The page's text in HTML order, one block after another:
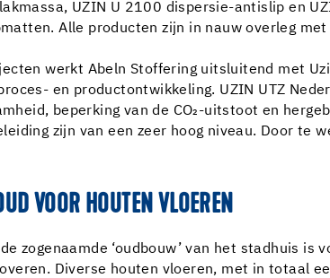
UZIN U 2100 dispersie-antislip en
Alle producten zijn in nauw overleg
werkt Abeln Stoffering uitsluitend met
en productontwikkeling. UZIN UTZ
beperking van de CO₂-uitstoot en
zijn van een zeer hoog niveau. Door te
VOOR HOUTEN VLOEREN
zogenaamde ‘oudbouw’ van het stadhuis
Diverse houten vloeren, met in totaal